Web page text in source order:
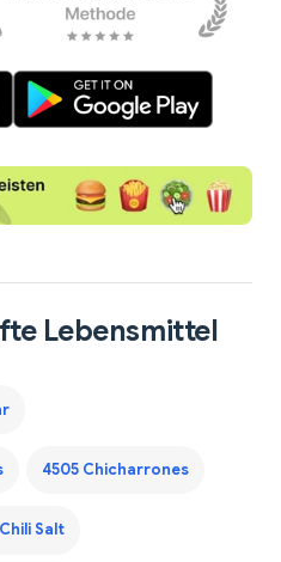
Lebensmittel
4505 Chicharrones
Salt